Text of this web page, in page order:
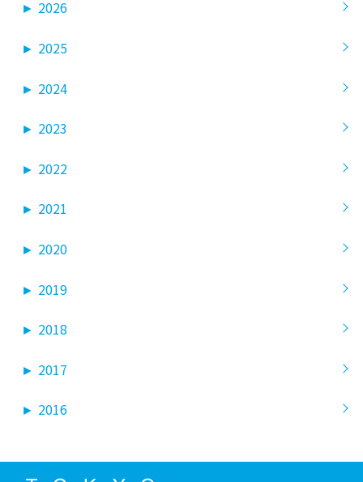
► 2026
► 2025
► 2024
► 2023
► 2022
► 2021
► 2020
► 2019
► 2018
► 2017
► 2016